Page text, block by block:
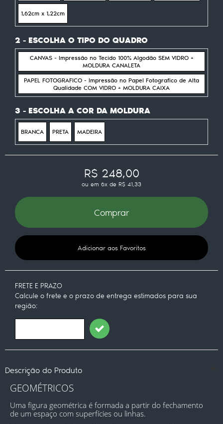
1,62cm x 1,22cm
2 - ESCOLHA O TIPO DO QUADRO
CANVAS - Impressão no Tecido 100% Algodão SEM VIDRO +
MOLDURA CANALETA
PAPEL FOTOGRAFICO - Impressão no Papel Fotografico de Alta
Qualidade COM VIDRO + MOLDURA CAIXA
3 - ESCOLHA A COR DA MOLDURA
BRANCA PRETA MADEIRA
R$ 248,00
ou em 6x de R$ 41,33
Comprar
Adicionar aos Favoritos
FRETE E PRAZO
Calcule o frete e o prazo de entrega estimados para sua
região:
Descrição do Produto
GEOMÉTRICOS
Uma figura geométrica é formada a partir do fechamento
de um espaço com superfícies ou linhas.